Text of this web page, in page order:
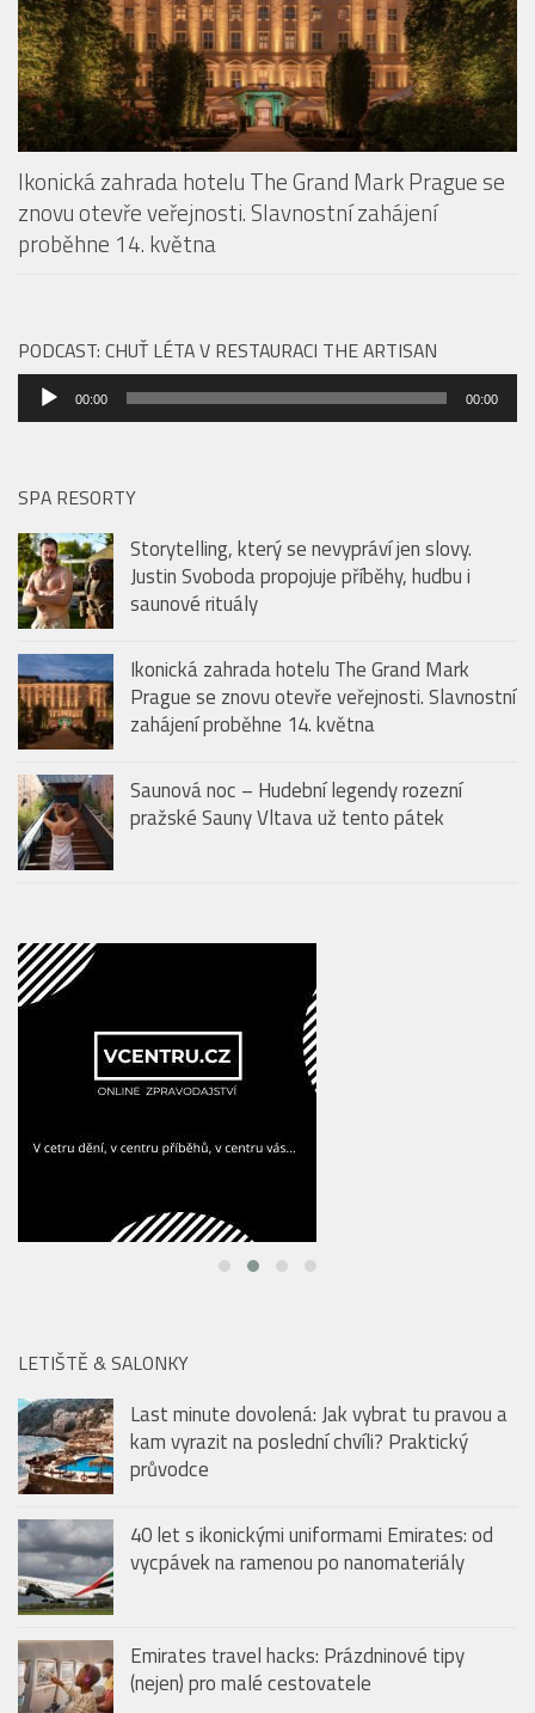
Ikonická zahrada hotelu The Grand Mark Prague se
znovu otevře veřejnosti. Slavnostní zahájení
proběhne 14. května
PODCAST: CHUŤ LÉTA V RESTAURACI THE ARTISAN
SPA RESORTY
Storytelling, který se nevypráví jen slovy.
saunové rituály
Ikonická zahrada hotelu The Grand Mark
Prague se znovu otevře veřejnosti. Slavnostní
zahájení proběhne 14. května
Saunová noc – Hudební legendy rozezní
pražské Sauny Vltava už tento pátek
LETIŠTĚ & SALONKY
průvodce
40 let s ikonickými uniformami Emirates: od
vycpávek na ramenou po nanomateriály
Emirates travel hacks: Prázdninové tipy
(nejen) pro malé cestovatele
BAZÉNY & KOUPALIŠTĚ